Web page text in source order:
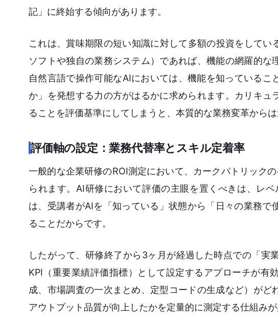
記」に終始する傾向があります。
これは、賞味期限の短い知識に対して多額の投資をして
ソフトや独自の業務システム）であれば、機能の網羅的な
自然言語で操作可能なAIにおいては、機能を知っている
か」を発想する力の方がはるかに求められます。カリキ
ることを評価基準にしてしまうと、本質的な業務変革からは
評価軸の設定：業務代替率とスキル定着率
一般的な企業研修のROI測定において、カークパトリック
られます。AI研修において評価の主眼を置くべきは、レ
は、受講者がAIを「知っている」状態から「日々の業務
ることだからです。
したがって、研修終了から3ヶ月が経過した時点での「
KPI（重要業績評価指標）として設定するアプローチが有
成、市場調査の一次まとめ、定型コードの生成など）が
アウトプット品質が向上したかを定量的に測定する仕組みが